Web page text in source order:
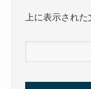
上に表示され